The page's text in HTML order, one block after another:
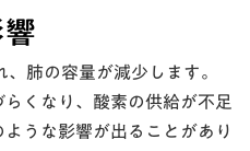
肺の容量が減少します。
くなり、酸素の供給が不足
うな影響が出ることがあり